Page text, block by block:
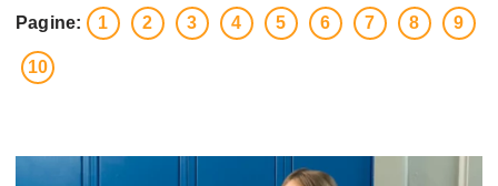
Pagine: 1 2 3 4 5 6 7 8 9
10